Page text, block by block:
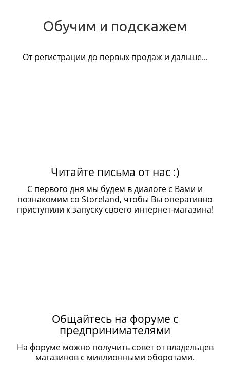
Обучим и подскажем
От регистрации до первых продаж и дальше...
Читайте письма от нас :)
С первого дня мы будем в диалоге с Вами и
познакомим со Storeland, чтобы Вы оперативно
приступили к запуску своего интернет-магазина!
Общайтесь на форуме с
предпринимателями
На форуме можно получить совет от владельцев
магазинов с миллионными оборотами.